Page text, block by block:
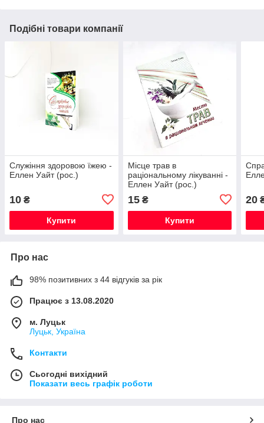
Подібні товари компанії
Служіння здоровою їжею -
Еллен Уайт (рос.)
10 ₴
Купити
Місце трав в
раціональному лікуванні -
Еллен Уайт (рос.)
15₴
Купити
20
Про нас
98% позитивних з 44 відгуків за рік
Працює з 13.08.2020
м. Луцьк
Луцьк, Україна
Контакти
Сьогодні вихідний
Показати весь графік роботи
Про нас